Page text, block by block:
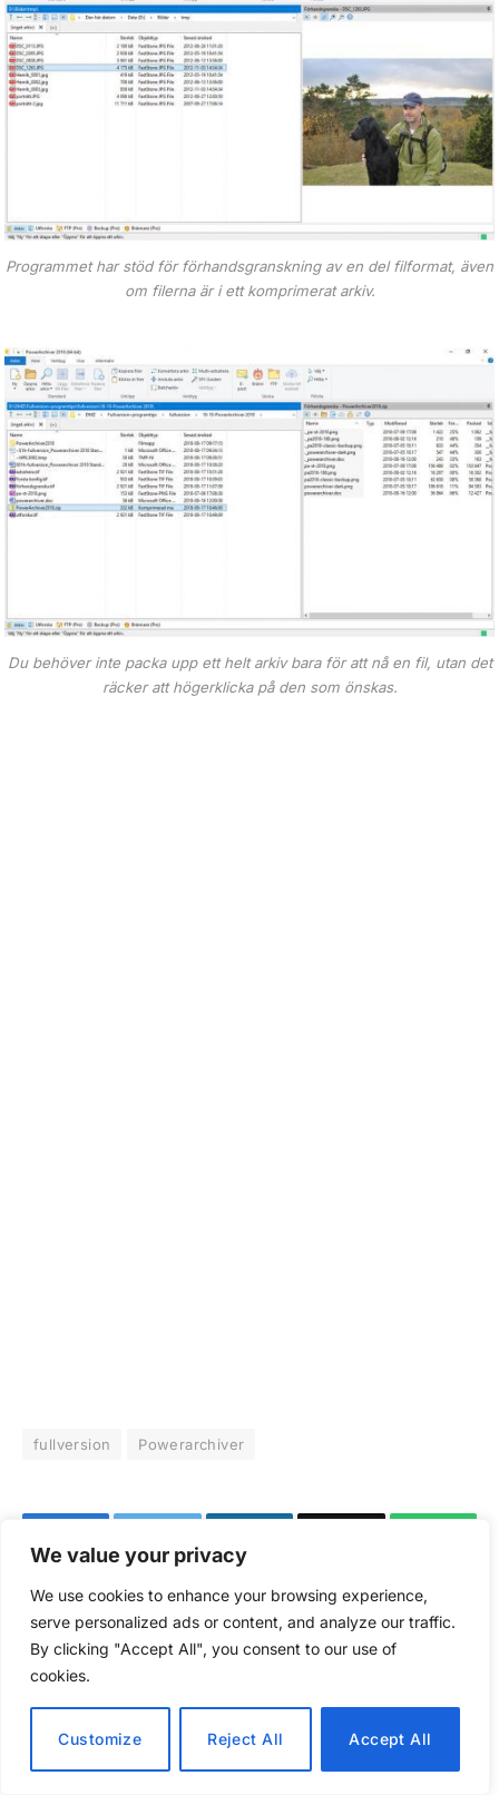
We value your privacy
We use cookies to enhance your browsing experience,
serve personalized ads or content, and analyze our traffic.
By clicking "Accept All", you consent to our use of
cookies.
Customize Reject All Accept All
Programmet har stöd för förhandsgranskning av en del filformat, även
om filerna är i ett komprimerat arkiv.
Du behöver inte packa upp ett helt arkiv bara för att nå en fil, utan det
räcker att högerklicka på den som önskas.
fullversion Powerarchiver
Facebook Twitter
MISSA INTE